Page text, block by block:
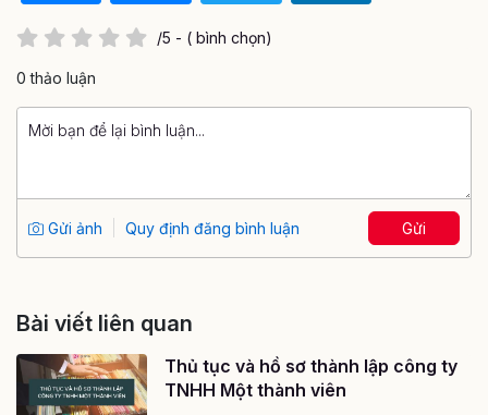
/5 - ( bình chọn)
0 thảo luận
Gửi ảnh Quy định đăng bình luận Gửi
Bài viết liên quan
Thủ tục và hồ sơ thành lập công ty
TNHH Một thành viên